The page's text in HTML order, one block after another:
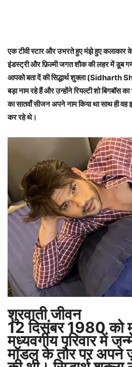
एक टीवी स्टार और उभरते हुए मंझे हुए कलाकार
इंडस्ट्री और फ़िल्मी जगत शौक की लहर में डूब
आपको बता दें की सिद्धार्थ शुक्ला (Sidharth
बड़ा नाम रहे हैं और उन्होंने रियल्टी शो बिगबॉस
का सातवाँ सीजन अपने नाम किया था साथ ही
कर रहे थे।
शुरवाती जीवन
12 दिसंबर 1980 को
मध्यवर्गीय परिवार में
मॉडल के तौर पर अपने